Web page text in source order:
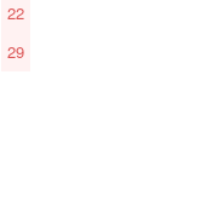
22
29